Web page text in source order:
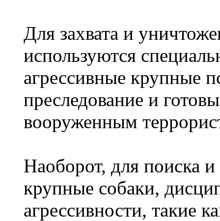
Для захвата и
используются
агрессивные крупные
преследование и
вооруженным
Наоборот, для поиска
крупные собаки,
агрессивности, такие